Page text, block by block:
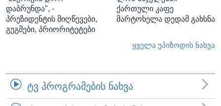
დაბრუნდა", -
პრეზიდენტის მიღწევები,
გეგმები, პრიორიტეტები
ქართული კაფე
მარტოხელა დედამ გახსნა
ყველა ეპიზოდის ნახვა
ᲢᲕ ᲞᲠᲝᲒᲠᲐᲛᲔᲑᲘᲡ ᲜᲐᲮᲕᲐ